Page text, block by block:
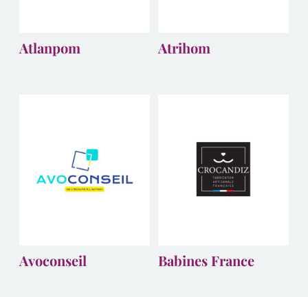
Atlanpom Atrihom
Avoconseil Babines France